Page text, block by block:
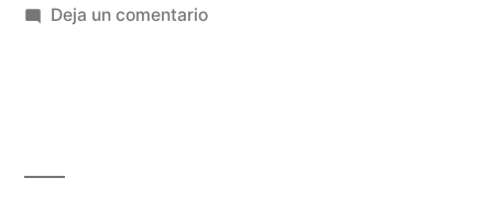
Deja un comentarioen